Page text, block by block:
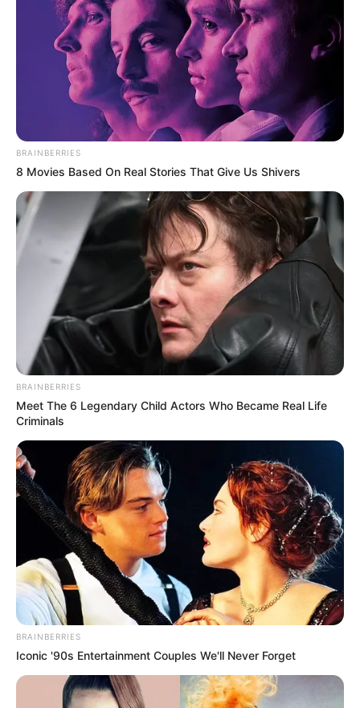
BRAINBERRIES
8 Movies Based On Real Stories That Give Us Shivers
BRAINBERRIES
Meet The 6 Legendary Child Actors Who Became Real Life
Criminals
BRAINBERRIES
Iconic '90s Entertainment Couples We'll Never Forget